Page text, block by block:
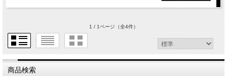
1 / 1ページ（全4件）
商品検索